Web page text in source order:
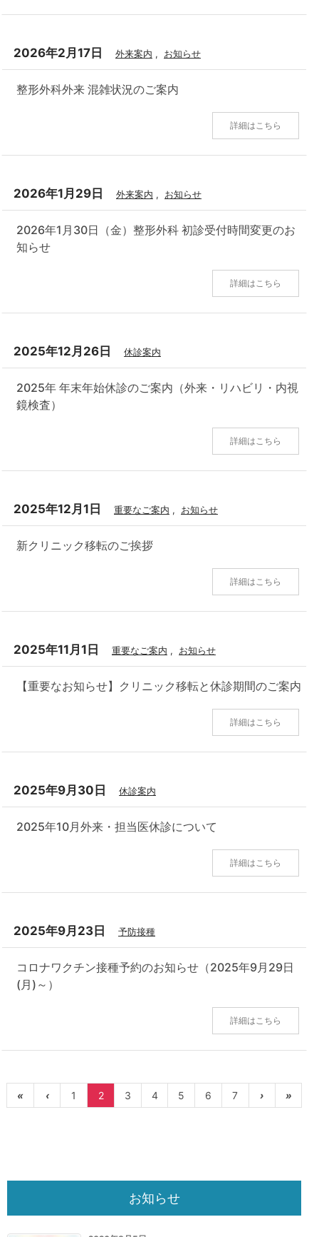
2026年2月17日 外来案内 , お知らせ
整形外科外来 混雑状況のご案内
詳細はこちら
2026年1月29日 外来案内 , お知らせ
2026年1月30日（金）整形外科 初診受付時間変更のお
知らせ
詳細はこちら
2025年12月26日 休診案内
2025年 年末年始休診のご案内（外来・リハビリ・内視
鏡検査）
詳細はこちら
2025年12月1日 重要なご案内 , お知らせ
新クリニック移転のご挨拶
詳細はこちら
2025年11月1日 重要なご案内 , お知らせ
【重要なお知らせ】クリニック移転と休診期間のご案内
詳細はこちら
2025年9月30日 休診案内
2025年10月外来・担当医休診について
詳細はこちら
2025年9月23日 予防接種
コロナワクチン接種予約のお知らせ（2025年9月29日
(月)～）
詳細はこちら
« ‹ 1 2 3 4 5 6 7 › »
お知らせ